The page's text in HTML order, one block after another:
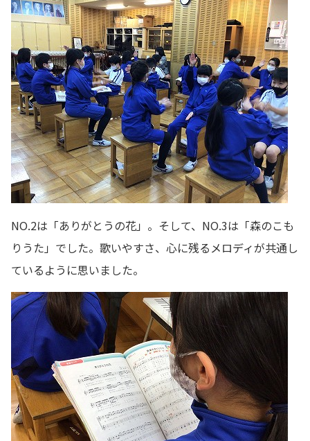
NO.2は「ありがとうの花」。そして、NO.3は「森のこも
りうた」でした。歌いやすさ、心に残るメロディが共通し
ているように思いました。